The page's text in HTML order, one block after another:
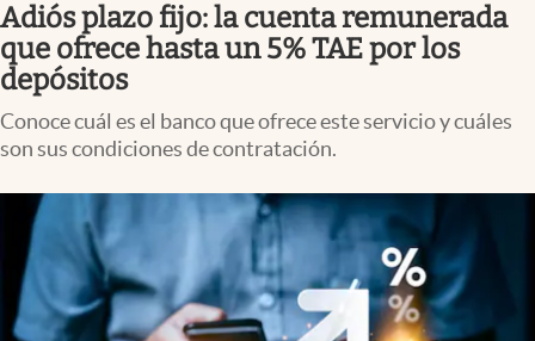
Adiós plazo fijo: la cuenta remunerada
que ofrece hasta un 5% TAE por los
depósitos
Conoce cuál es el banco que ofrece este servicio y cuáles
son sus condiciones de contratación.